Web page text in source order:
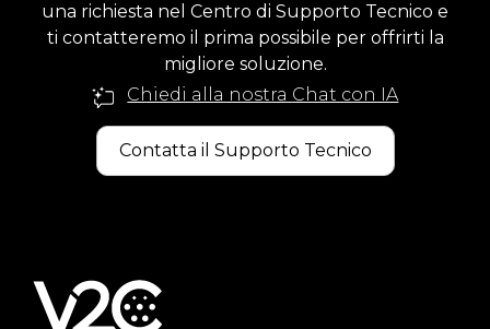
una richiesta nel Centro di Supporto Tecnico e
ti contatteremo il prima possibile per offrirti la
migliore soluzione.
Chiedi alla nostra Chat con IA
Contatta il Supporto Tecnico